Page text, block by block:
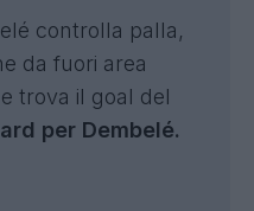
controlla palla,
da fuori area
trova il goal del
per Dembelé.